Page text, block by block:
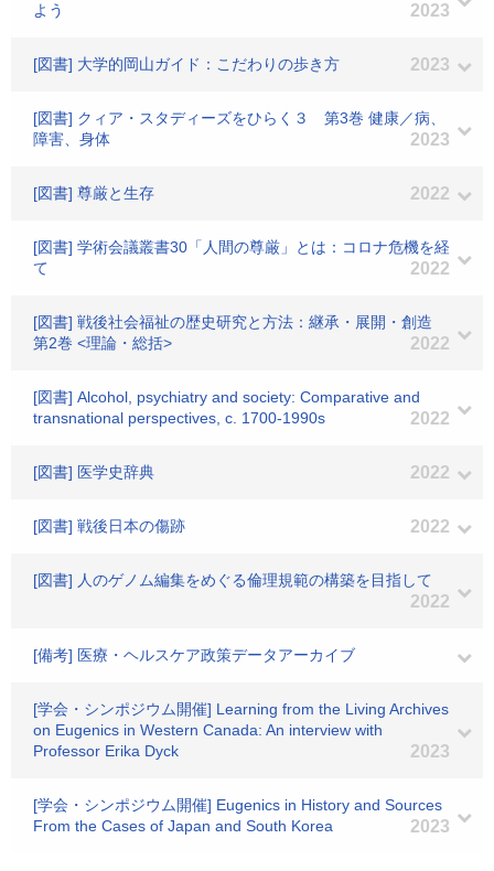
よう
2023
[図書] 大学的岡山ガイド：こだわりの歩き方 2023
[図書] クィア・スタディーズをひらく３ 第3巻 健康／病、
障害、身体
2023
[図書] 尊厳と生存 2022
[図書] 学術会議叢書30「人間の尊厳」とは：コロナ危機を経
て
2022
[図書] 戦後社会福祉の歴史研究と方法：継承・展開・創造
第2巻 <理論・総括>
2022
[図書] Alcohol, psychiatry and society: Comparative and
transnational perspectives, c. 1700-1990s
2022
[図書] 医学史辞典 2022
[図書] 戦後日本の傷跡 2022
[図書] 人のゲノム編集をめぐる倫理規範の構築を目指して
2022
[備考] 医療・ヘルスケア政策データアーカイブ
[学会・シンポジウム開催] Learning from the Living Archives
on Eugenics in Western Canada: An interview with
Professor Erika Dyck
2023
[学会・シンポジウム開催] Eugenics in History and Sources
From the Cases of Japan and South Korea
2023